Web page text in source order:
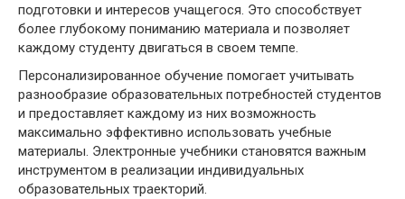
подготовки и интересов учащегося. Это способствует
более глубокому пониманию материала и позволяет
каждому студенту двигаться в своем темпе.
Персонализированное обучение помогает учитывать
разнообразие образовательных потребностей студентов
и предоставляет каждому из них возможность
максимально эффективно использовать учебные
материалы. Электронные учебники становятся важным
инструментом в реализации индивидуальных
образовательных траекторий.